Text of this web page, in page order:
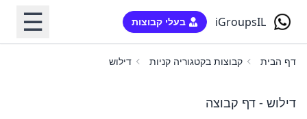
iGroupsIL בעלי קבוצות ☰
דף הבית קבוצות בקטגוריה קניות דילוש
דילוש - דף קבוצה